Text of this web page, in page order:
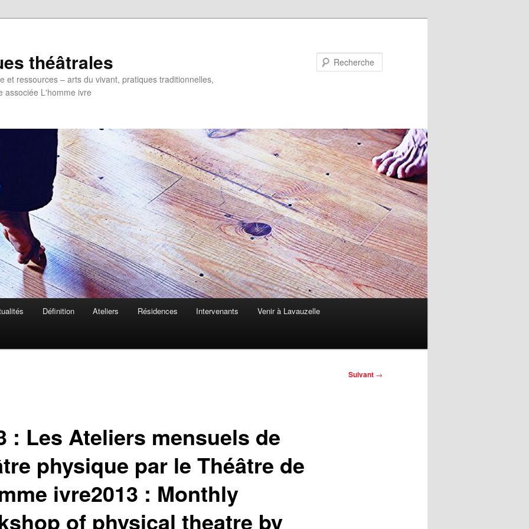
théâtrales
et ressources – arts du vivant, pratiques traditionnelles,
associée L'homme ivre
Définition Ateliers Résidences Intervenants Venir à Lavauzelle
Suivant →
: Les Ateliers mensuels de
physique par le Théâtre de
ivre2013 : Monthly
of physical theatre by